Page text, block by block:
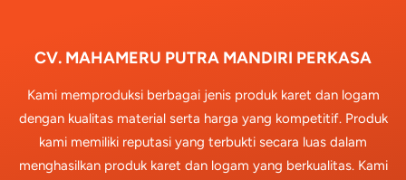
CV. MAHAMERU PUTRA MANDIRI PERKASA
Kami memproduksi berbagai jenis produk karet dan logam
dengan kualitas material serta harga yang kompetitif. Produk
kami memiliki reputasi yang terbukti secara luas dalam
menghasilkan produk karet dan logam yang berkualitas. Kami